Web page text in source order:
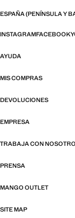
ESPAÑA (PENÍNSULA Y
INSTAGRAMFACEBOOK
AYUDA
MIS COMPRAS
DEVOLUCIONES
EMPRESA
TRABAJA CON
PRENSA
MANGO OUTLET
SITE MAP